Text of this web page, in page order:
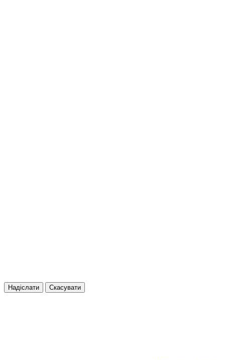
Надіслати Скасувати